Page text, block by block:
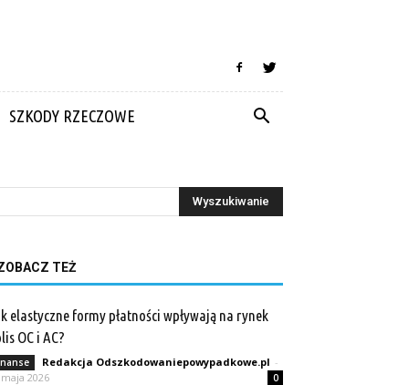
SZKODY RZECZOWE
TEŻ
elastyczne formy płatności wpływają na rynek
OC i AC?
Redakcja Odszkodowaniepowypadkowe.pl -
2026
0